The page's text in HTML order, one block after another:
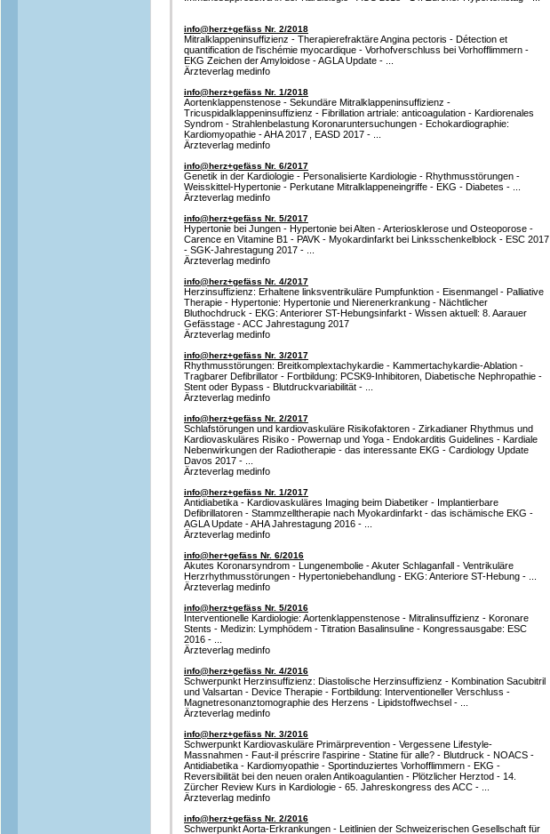
info@herz+gefäss Nr. 2/2018
Mitralklappeninsuffizienz - Therapierefraktäre Angina pectoris - Détection et
quantification de l'ischémie myocardique - Vorhofverschluss bei Vorhofflimmern -
EKG Zeichen der Amyloidose - AGLA Update - ...
Ärzteverlag medinfo
info@herz+gefäss Nr. 1/2018
Aortenklappenstenose - Sekundäre Mitralklappeninsuffizienz -
Tricuspidalklappeninsuffizienz - Fibrillation artriale: anticoagulation - Kardiorenales
Syndrom - Strahlenbelastung Koronaruntersuchungen - Echokardiographie:
Kardiomyopathie - AHA 2017 , EASD 2017 - ...
Ärzteverlag medinfo
info@herz+gefäss Nr. 6/2017
Genetik in der Kardiologie - Personalisierte Kardiologie - Rhythmusstörungen -
Weisskittel-Hypertonie - Perkutane Mitralklappeneingriffe - EKG - Diabetes - ...
Ärzteverlag medinfo
info@herz+gefäss Nr. 5/2017
Hypertonie bei Jungen - Hypertonie bei Alten - Arteriosklerose und Osteoporose -
Carence en Vitamine B1 - PAVK - Myokardinfarkt bei Linksschenkelblock - ESC 2017
- SGK-Jahrestagung 2017 - ...
Ärzteverlag medinfo
info@herz+gefäss Nr. 4/2017
Herzinsuffizienz: Erhaltene linksventrikuläre Pumpfunktion - Eisenmangel - Palliative
Therapie - Hypertonie: Hypertonie und Nierenerkrankung - Nächtlicher
Bluthochdruck - EKG: Anteriorer ST-Hebungsinfarkt - Wissen aktuell: 8. Aarauer
Gefässtage - ACC Jahrestagung 2017
Ärzteverlag medinfo
info@herz+gefäss Nr. 3/2017
Rhythmusstörungen: Breitkomplextachykardie - Kammertachykardie-Ablation -
Tragbarer Defibrillator - Fortbildung: PCSK9-Inhibitoren, Diabetische Nephropathie -
Stent oder Bypass - Blutdruckvariabilität - ...
Ärzteverlag medinfo
info@herz+gefäss Nr. 2/2017
Schlafstörungen und kardiovaskuläre Risikofaktoren - Zirkadianer Rhythmus und
Kardiovaskuläres Risiko - Powernap und Yoga - Endokarditis Guidelines - Kardiale
Nebenwirkungen der Radiotherapie - das interessante EKG - Cardiology Update
Davos 2017 - ...
Ärzteverlag medinfo
info@herz+gefäss Nr. 1/2017
Antidiabetika - Kardiovaskuläres Imaging beim Diabetiker - Implantierbare
Defibrillatoren - Stammzelltherapie nach Myokardinfarkt - das ischämische EKG -
AGLA Update - AHA Jahrestagung 2016 - ...
Ärzteverlag medinfo
info@her+gefäss Nr. 6/2016
Akutes Koronarsyndrom - Lungenembolie - Akuter Schlaganfall - Ventrikuläre
Herzrhythmusstörungen - Hypertoniebehandlung - EKG: Anteriore ST-Hebung - ...
Ärzteverlag medinfo
info@herz+gefäss Nr. 5/2016
Interventionelle Kardiologie: Aortenklappenstenose - Mitralinsuffizienz - Koronare
Stents - Medizin: Lymphödem - Titration Basalinsuline - Kongressausgabe: ESC
2016 - ...
Ärzteverlag medinfo
info@herz+gefäss Nr. 4/2016
Schwerpunkt Herzinsuffizienz: Diastolische Herzinsuffizienz - Kombination Sacubitril
und Valsartan - Device Therapie - Fortbildung: Interventioneller Verschluss -
Magnetresonanztomographie des Herzens - Lipidstoffwechsel - ...
Ärzteverlag medinfo
info@herz+gefäss Nr. 3/2016
Schwerpunkt Kardiovaskuläre Primärprevention - Vergessene Lifestyle-
Massnahmen - Faut-il préscrire l'aspirine - Statine für alle? - Blutdruck - NOACS -
Antidiabetika - Kardiomyopathie - Sportinduziertes Vorhofflimmern - EKG -
Reversibilität bei den neuen oralen Antikoagulantien - Plötzlicher Herztod - 14.
Zürcher Review Kurs in Kardiologie - 65. Jahreskongress des ACC - ...
Ärzteverlag medinfo
info@herz+gefäss Nr. 2/2016
Schwerpunkt Aorta-Erkrankungen - Leitlinien der Schweizerischen Gesellschaft für